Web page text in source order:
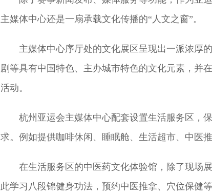
主媒体中心还是一扇承载文化传播的“人文之窗”。
主媒体中心序厅处的文化展区呈现出一派浓厚
剧等具有中国特色、主办城市特色的文化元素，并
活动。
杭州亚运会主媒体中心配套设置生活服务区，
求。例如提供咖啡休闲、睡眠舱、生活超市、中医
在生活服务区的中医药文化体验馆，除了现场
此学习八段锦健身功法，预约中医推拿、穴位保健等